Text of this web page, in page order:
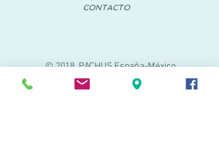
© 2018 PACHUS España-México
CONTACTO
PACHUS VINARÒS